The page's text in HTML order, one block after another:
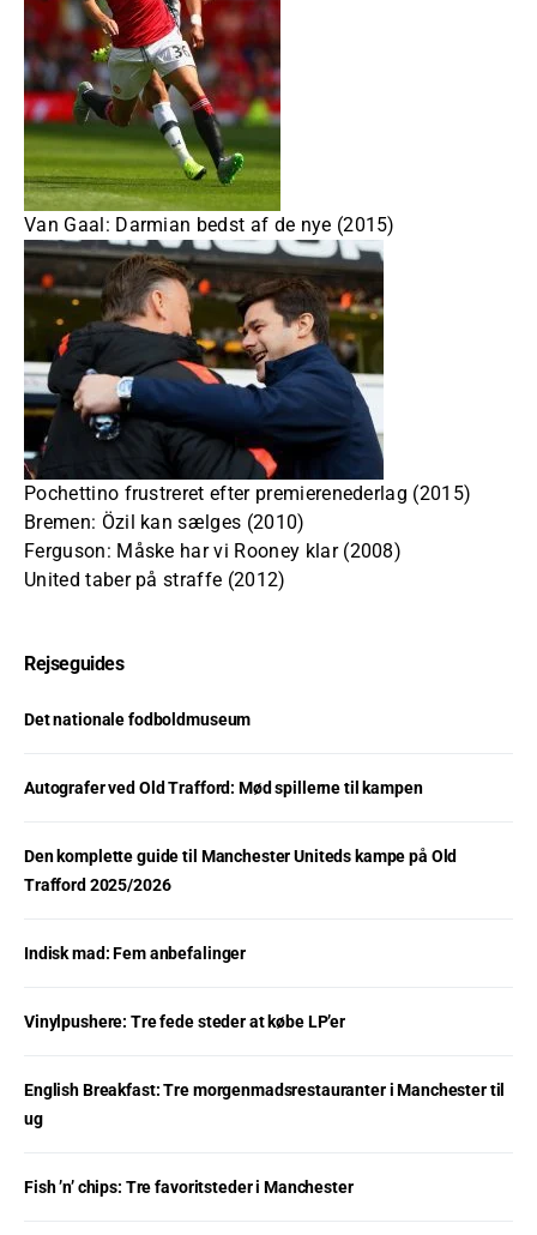
Van Gaal: Darmian bedst af de nye (2015)
Pochettino frustreret efter premierenederlag (2015)
Bremen: Özil kan sælges (2010)
Ferguson: Måske har vi Rooney klar (2008)
United taber på straffe (2012)
Rejseguides
Det nationale fodboldmuseum
Autografer ved Old Trafford: Mød spillerne til kampen
Den komplette guide til Manchester Uniteds kampe på Old
Trafford 2025/2026
Indisk mad: Fem anbefalinger
Vinylpushere: Tre fede steder at købe LP’er
English Breakfast: Tre morgenmadsrestauranter i Manchester til
ug
Fish ’n’ chips: Tre favoritsteder i Manchester